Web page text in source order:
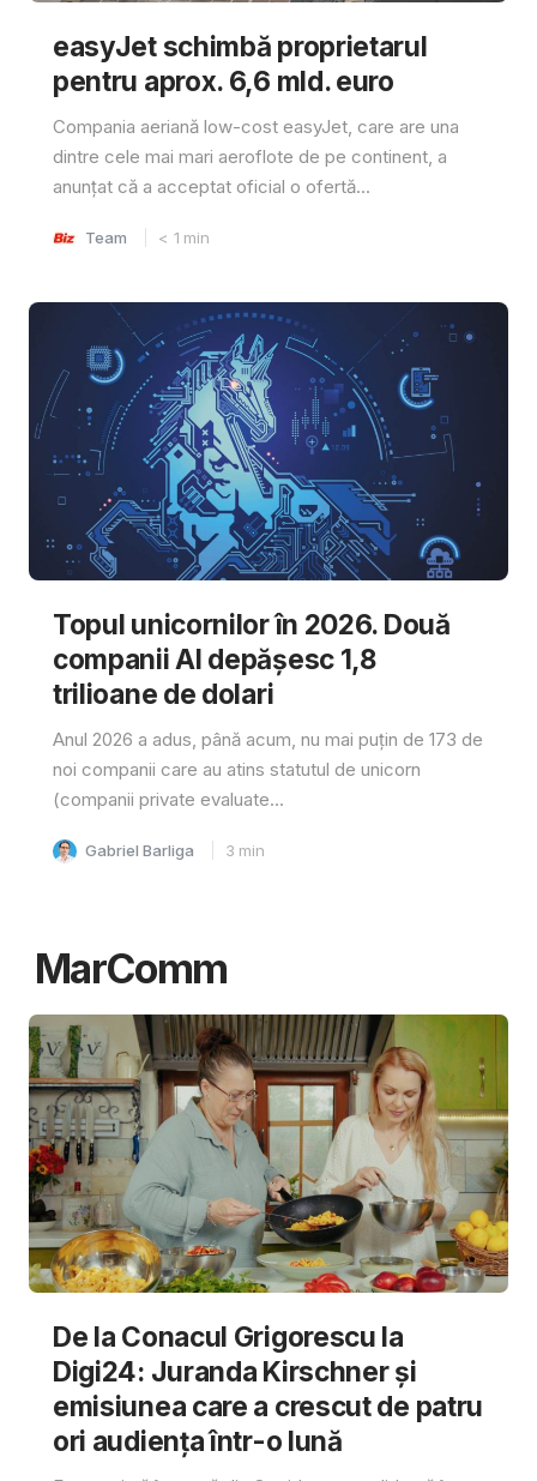
easyJet schimbă proprietarul
pentru aprox. 6,6 mld. euro
Compania aeriană low-cost easyJet, care are una
dintre cele mai mari aeroflote de pe continent, a
anunțat că a acceptat oficial o ofertă...
Team < 1 min
Topul unicornilor în 2026. Două
companii AI depășesc 1,8
trilioane de dolari
Anul 2026 a adus, până acum, nu mai puțin de 173 de
noi companii care au atins statutul de unicorn
(companii private evaluate...
Gabriel Barliga 3 min
MarComm
De la Conacul Grigorescu la
Digi24: Juranda Kirschner și
emisiunea care a crescut de patru
ori audiența într-o lună